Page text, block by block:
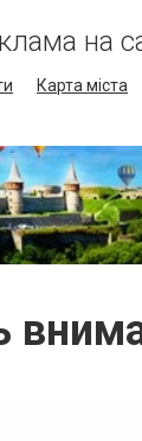
на
Карта міста